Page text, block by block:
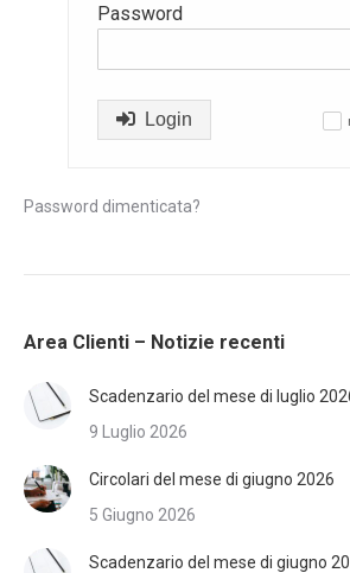
Password
Login
Password dimenticata?
Area Clienti – Notizie recenti
Scadenzario del mese di luglio
9 Luglio 2026
Circolari del mese di giugno 2026
5 Giugno 2026
Scadenzario del mese di giugno